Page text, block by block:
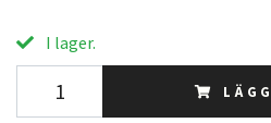
I lager.